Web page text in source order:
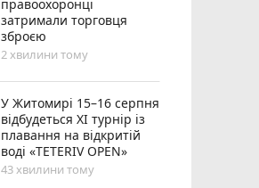
правоохоронці
затримали торговця
зброєю
2 хвилини тому
У Житомирі 15–16 серпня
відбудеться XI турнір із
плавання на відкритій
воді «TETERIV OPEN»
43 хвилини тому